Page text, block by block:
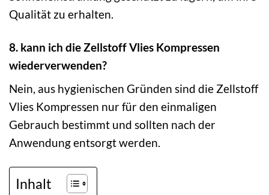
Qualität zu erhalten.
8. kann ich die Zellstoff Vlies Kompressen
wiederverwenden?
Nein, aus hygienischen Gründen sind die Zellstoff
Vlies Kompressen nur für den einmaligen
Gebrauch bestimmt und sollten nach der
Anwendung entsorgt werden.
Inhalt